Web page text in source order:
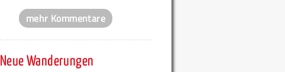
mehr Kommentare
Neue Wanderungen